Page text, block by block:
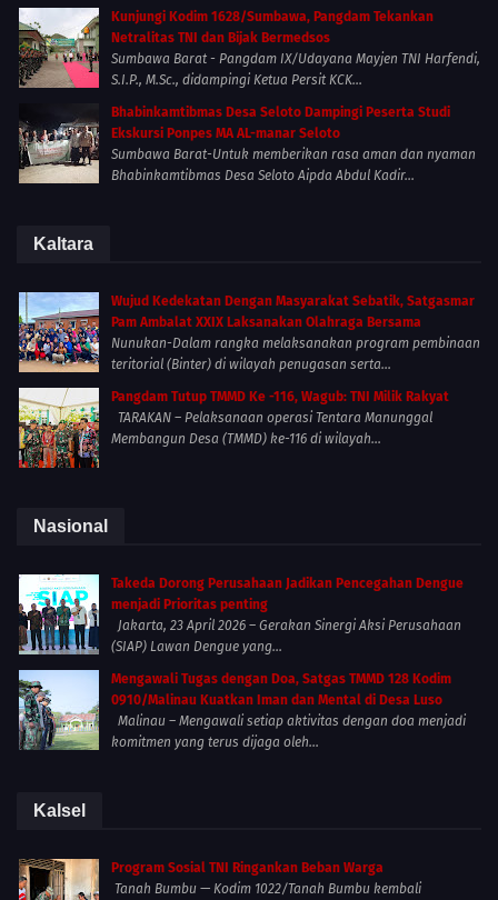
Kunjungi Kodim 1628/Sumbawa, Pangdam Tekankan
Netralitas TNI dan Bijak Bermedsos
Sumbawa Barat - Pangdam IX/Udayana Mayjen TNI Harfendi,
S.I.P., M.Sc., didampingi Ketua Persit KCK...
Bhabinkamtibmas Desa Seloto Dampingi Peserta Studi
Ekskursi Ponpes MA AL-manar Seloto
Sumbawa Barat-Untuk memberikan rasa aman dan nyaman
Bhabinkamtibmas Desa Seloto Aipda Abdul Kadir...
Kaltara
Wujud Kedekatan Dengan Masyarakat Sebatik, Satgasmar
Pam Ambalat XXIX Laksanakan Olahraga Bersama
Nunukan-Dalam rangka melaksanakan program pembinaan
teritorial (Binter) di wilayah penugasan serta...
Pangdam Tutup TMMD Ke -116, Wagub: TNI Milik Rakyat
TARAKAN – Pelaksanaan operasi Tentara Manunggal
Membangun Desa (TMMD) ke-116 di wilayah...
Nasional
Takeda Dorong Perusahaan Jadikan Pencegahan Dengue
menjadi Prioritas penting
Jakarta, 23 April 2026 – Gerakan Sinergi Aksi Perusahaan
(SIAP) Lawan Dengue yang...
Mengawali Tugas dengan Doa, Satgas TMMD 128 Kodim
0910/Malinau Kuatkan Iman dan Mental di Desa Luso
Malinau – Mengawali setiap aktivitas dengan doa menjadi
komitmen yang terus dijaga oleh...
Kalsel
Program Sosial TNI Ringankan Beban Warga
Tanah Bumbu — Kodim 1022/Tanah Bumbu kembali